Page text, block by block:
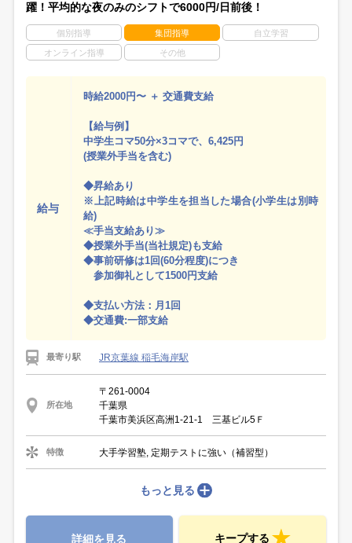
躍！平均的な夜のみのシフトで6000円/日前後！
個別指導 集団指導 自立学習
オンライン指導 その他
給与
時給2000円〜 ＋ 交通費支給
【給与例】
中学生コマ50分×3コマで、6,425円
(授業外手当を含む)
◆昇給あり
※上記時給は中学生を担当した場合(小学生は別時
給)
≪手当支給あり≫
◆授業外手当(当社規定)も支給
◆事前研修は1回(60分程度)につき
参加御礼として1500円支給
◆支払い方法：月1回
◆交通費:一部支給
最寄り駅 JR京葉線 稲毛海岸駅
所在地
〒261-0004
千葉県
千葉市美浜区高洲1-21-1 三基ビル5Ｆ
特徴 大手学習塾, 定期テストに強い（補習型）
もっと見る
詳細を見る キープする